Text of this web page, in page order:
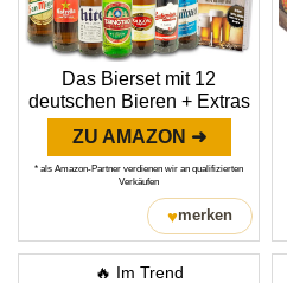
Das Bierset mit 12
deutschen Bieren + Extras
ZU AMAZON ➜
* als Amazon-Partner verdienen wir an qualifizierten
Verkäufen
♥merken
🔥 Im Trend